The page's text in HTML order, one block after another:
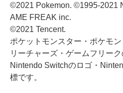
©2021 Pokemon. ©1995-2021
AME FREAK inc.
©2021 Tencent.
ポケットモンスター・ポケモ
リーチャーズ・ゲームフリーク
Nintendo Switchのロゴ・
標です。